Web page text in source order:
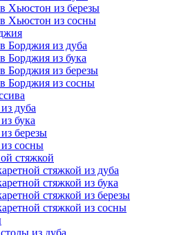
Хьюстон из березы
Хьюстон из сосны
Борджия из дуба
Борджия из бука
Борджия из березы
Борджия из сосны
дуба
бука
березы
сосны
стяжкой
стяжкой из дуба
стяжкой из бука
стяжкой из березы
стяжкой из сосны
из дуба